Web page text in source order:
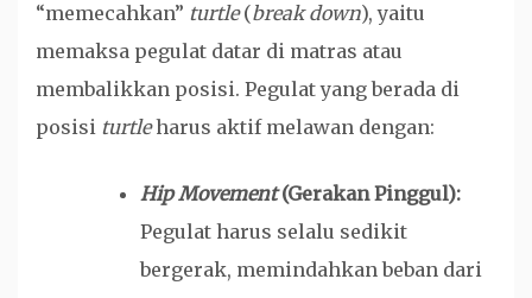
“memecahkan” turtle(break down), yaitu
memaksa pegulat datar di matras atau
membalikkan posisi. Pegulat yang berada di
posisi turtleharus aktif melawan dengan:
Hip Movement(Gerakan Pinggul):
Pegulat harus selalu sedikit
bergerak, memindahkan beban dari